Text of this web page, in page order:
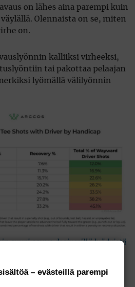
on lähes aina parempi kuin
Olennaista on se, miten
on.
kalliiksi virheeksi,
tai pakottaa pelaajan
lyömällä välilyönnin
suuri osuus draiverillä lyödyistä
tai lyöntirangastuksiin eri
Arccos.
– evästeillä parempi